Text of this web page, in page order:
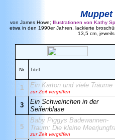
Muppet
von James Howe; Illustrationen von Kathy
etwa in den 1990er Jahren, lackierte
13,5 cm,
Nr. Titel
1 Ein Karton und viele Träume
zur Zeit vergriffen
3
Ein Schweinchen in der
Seifenblase
5
Baby Piggys Badewannen-
Traum: Die kleine
zur Zeit vergriffen